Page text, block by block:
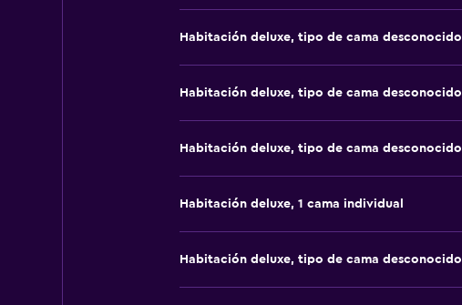
Habitación deluxe, tipo de cama desconocido
Habitación deluxe, tipo de cama desconocido
Habitación deluxe, tipo de cama desconocido
Habitación deluxe, 1 cama individual
Habitación deluxe, tipo de cama desconocido